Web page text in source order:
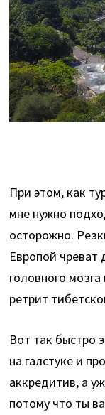
При этом, как
мне нужно
осторожно.
Европой чреват
головного
ретрит
Вот так быстро
на галстуке и
аккредитив, а
потому что ты